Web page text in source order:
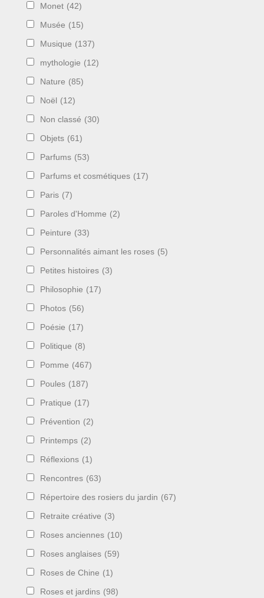
Monet (42)
Musée (15)
Musique (137)
mythologie (12)
Nature (85)
Noël (12)
Non classé (30)
Objets (61)
Parfums (53)
Parfums et cosmétiques (17)
Paris (7)
Paroles d'Homme (2)
Peinture (33)
Personnalités aimant les roses (5)
Petites histoires (3)
Philosophie (17)
Photos (56)
Poésie (17)
Politique (8)
Pomme (467)
Poules (187)
Pratique (17)
Prévention (2)
Printemps (2)
Réflexions (1)
Rencontres (63)
Répertoire des rosiers du jardin (67)
Retraite créative (3)
Roses anciennes (10)
Roses anglaises (59)
Roses de Chine (1)
Roses et jardins (98)